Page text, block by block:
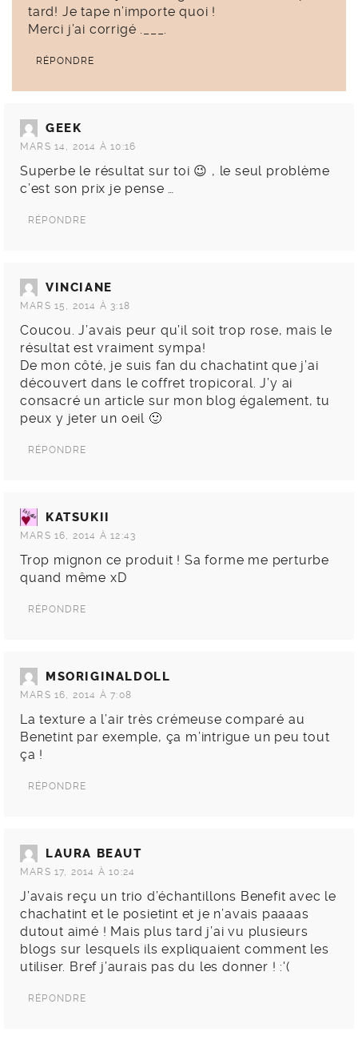
tard! Je tape n’importe quoi !
Merci j’ai corrigé .___.
RÉPONDRE
GEEK
MARS 14, 2014 À 10:16
Superbe le résultat sur toi 😉 , le seul problème
c’est son prix je pense …
RÉPONDRE
VINCIANE
MARS 15, 2014 À 3:18
Coucou. J’avais peur qu’il soit trop rose, mais le
résultat est vraiment sympa!
De mon côté, je suis fan du chachatint que j’ai
découvert dans le coffret tropicoral. J’y ai
consacré un article sur mon blog également, tu
peux y jeter un oeil 🙂
RÉPONDRE
KATSUKII
MARS 16, 2014 À 12:43
Trop mignon ce produit ! Sa forme me perturbe
quand même xD
RÉPONDRE
MSORIGINALDOLL
MARS 16, 2014 À 7:08
La texture a l’air très crémeuse comparé au
Benetint par exemple, ça m’intrigue un peu tout
ça !
RÉPONDRE
LAURA BEAUT
MARS 17, 2014 À 10:24
J’avais reçu un trio d’échantillons Benefit avec le
chachatint et le posietint et je n’avais paaaas
dutout aimé ! Mais plus tard j’ai vu plusieurs
blogs sur lesquels ils expliquaient comment les
utiliser. Bref j’aurais pas du les donner ! :'(
RÉPONDRE